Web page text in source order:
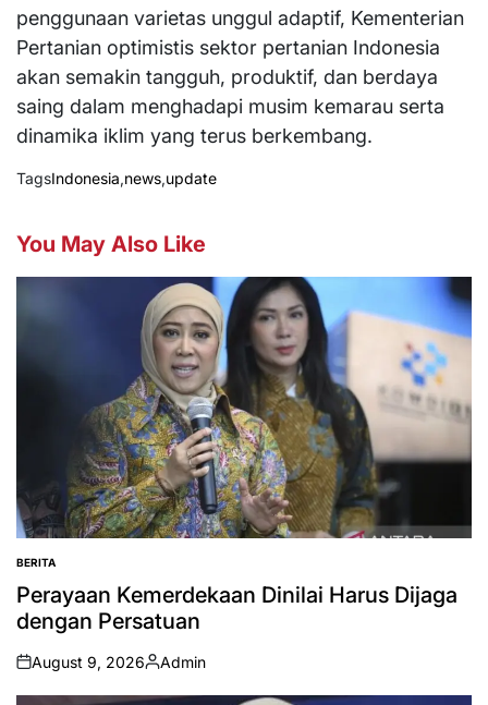
penggunaan varietas unggul adaptif, Kementerian
Pertanian optimistis sektor pertanian Indonesia
akan semakin tangguh, produktif, dan berdaya
saing dalam menghadapi musim kemarau serta
dinamika iklim yang terus berkembang.
TagsIndonesia,news,update
You May Also Like
POSTED
IN
BERITA
Perayaan Kemerdekaan Dinilai Harus Dijaga
dengan Persatuan
on
August 9, 2026
Posted
by
Admin